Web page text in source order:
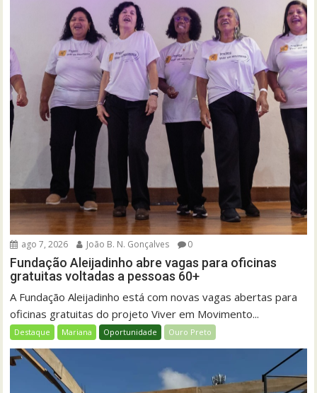
ago 7, 2026 João B. N. Gonçalves 0
Fundação Aleijadinho abre vagas para oficinas
gratuitas voltadas a pessoas 60+
A Fundação Aleijadinho está com novas vagas abertas para
oficinas gratuitas do projeto Viver em Movimento...
Destaque Mariana Oportunidade Ouro Preto